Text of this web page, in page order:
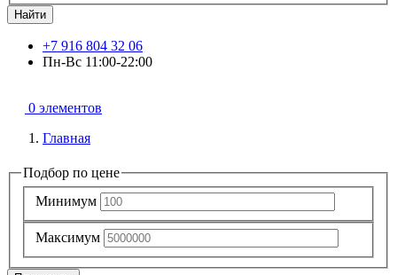
Найти
+7 916 804 32 06
Пн-Вс 11:00-22:00
0 элементов
Главная
Подбор по цене
Минимум
Максимум